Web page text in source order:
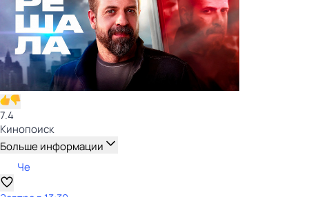
7.4
Кинопоиск
Больше информации
Че